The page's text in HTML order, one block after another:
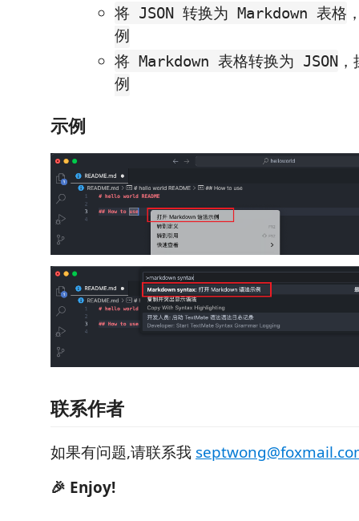
将 JSON 转换为 Markdown 表格
例
将 Markdown 表格转换为 JSON
例
示例
联系作者
如果有问题,请联系我
🎉 Enjoy!